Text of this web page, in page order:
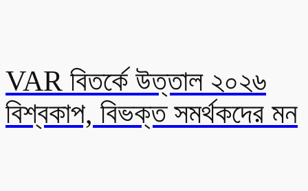
VAR বিতর্কে উত্তাল ২০২৬
বিশ্বকাপ, বিভক্ত সমর্থকদের মন